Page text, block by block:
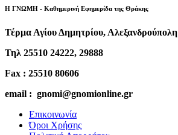
Η ΓΝΩΜΗ - Καθημερινή Εφημερίδα της Θράκης
Τέρμα Αγίου Δημητρίου, Αλεξανδρούπολη
Τηλ 25510 24222, 29888
Fax : 25510 80606
email : gnomi@gnomionline.gr
Επικοινωνία
Όροι Χρήσης